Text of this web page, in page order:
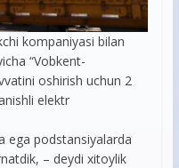
kompaniyasi bilan
“Vobkent-
oshirish uchun 2
elektr
ega podstansiyalarda
– deydi xitoylik